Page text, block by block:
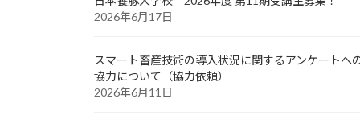
2026年6月17日
スマート畜産技術の導入状況に関するアンケートへ
協力について（協力依頼）
2026年6月11日